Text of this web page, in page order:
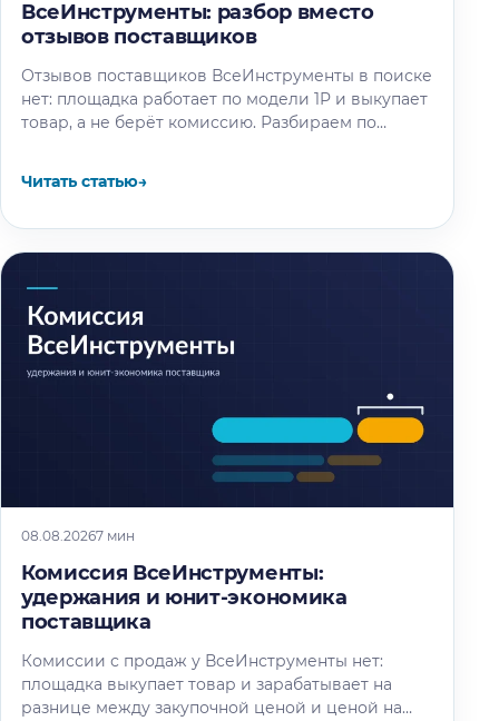
ВсеИнструменты: разбор вместо
отзывов поставщиков
Отзывов поставщиков ВсеИнструменты в поиске
нет: площадка работает по модели 1P и выкупает
товар, а не берёт комиссию. Разбираем по
Читать статью→
08.08.20267 мин
Комиссия ВсеИнструменты:
удержания и юнит-экономика
поставщика
Комиссии с продаж у ВсеИнструменты нет:
площадка выкупает товар и зарабатывает на
разнице между закупочной ценой и ценой на